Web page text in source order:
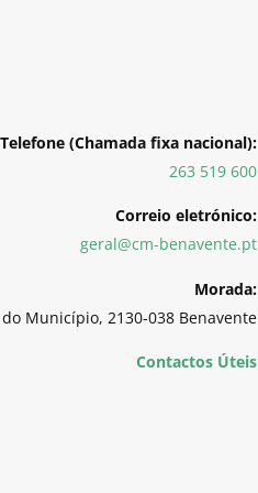
Telefone (Chamada fixa nacional):
263 519 600
Correio eletrónico:
geral@cm-benavente.pt
Morada:
do Município, 2130-038 Benavente
Contactos Úteis